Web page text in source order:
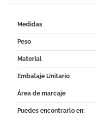
Medidas
Peso
Material
Embalaje Unitario
Área de marcaje
Puedes encontrarlo en: